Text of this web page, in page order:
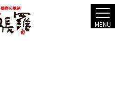
MENU